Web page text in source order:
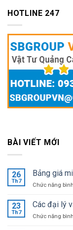
HOTLINE 247
BÀI VIẾT MỚI
26
Th7
Bảng giá
Chức năng
23
Th7
Các đại lý
Chức năng